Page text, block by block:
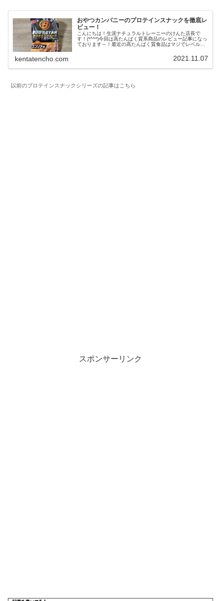
おやつカンパニーのプロテインスナックを徹底レ
ビュー！
こんにちは！生涯ナチュラルトレーニーのけんた店長で
す！(*^^*)今回は高たんぱく質系商品のレビュー記事になっ
ております～！最近の高たんぱく質食品はマジでレベルが
kentatencho.com 2021.11.07
以前のプロテインスナックシリーズの記事はこちら
スポンサーリンク